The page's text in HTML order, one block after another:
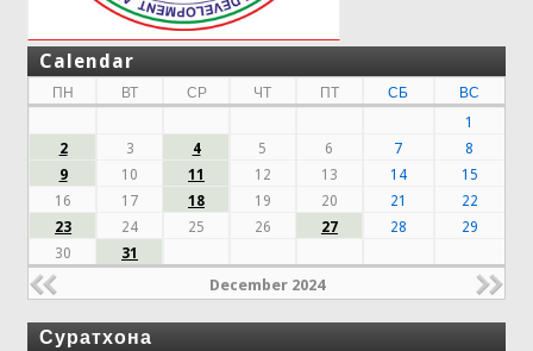
Calendar
ПН ВТ СР ЧТ ПТ СБ
ВС
1
2
3 4 5 6 7
8
9
10 11 12 13 14
15
16
17 18 19 20 21
22
23
24 25 26 27 28
29
30
31
December 2024
Суратхона